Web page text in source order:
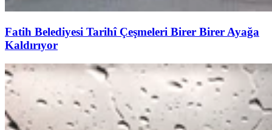
Fatih Belediyesi Tarihî Çeşmeleri Birer Birer Ayağa
Kaldırıyor